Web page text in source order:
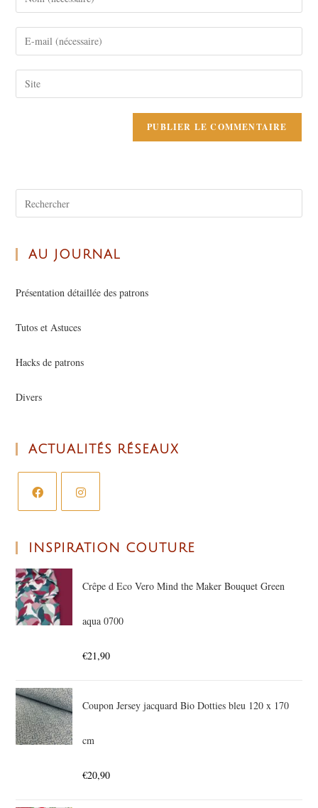
AU JOURNAL
Présentation détaillée des patrons
Tutos et Astuces
Hacks de patrons
Divers
ACTUALITÉS RÉSEAUX
INSPIRATION COUTURE
Crêpe d Eco Vero Mind the Maker Bouquet Green
aqua 0700
€21,90
Coupon Jersey jacquard Bio Dotties bleu 120 x 170
cm
€20,90